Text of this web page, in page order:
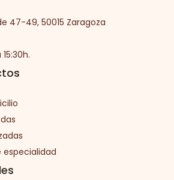
47-49, 50015 Zaragoza
especialidad